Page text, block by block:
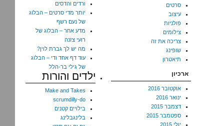
סרטים
עיצוב
פולניות
צילומים
צריכה את זה
שופינג
תיאטרון
ארכיון
אוקטובר 2016
ינואר 2016
דצמבר 2015
ספטמבר 2015
יולי 2015
ורדים והדסים
יותר מדי סרטים – הבלוג
של נעם רשף
מדע אחר – הבלוג של
רועי צזנה
מה יש לך גברת לוין?
עוד דף אחד ודי – הבלוג
של גילי בר-הלל
ילדים והורות
Make and Takes
scrumdilly-do
בילויים קטנים
בלינגבלינג